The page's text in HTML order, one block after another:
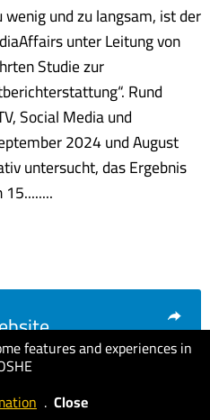
features and experiences in
. Close
und zu langsam, ist der
unter Leitung von
Studie zur
Rund
Social Media und
2024 und August
untersucht, das Ergebnis